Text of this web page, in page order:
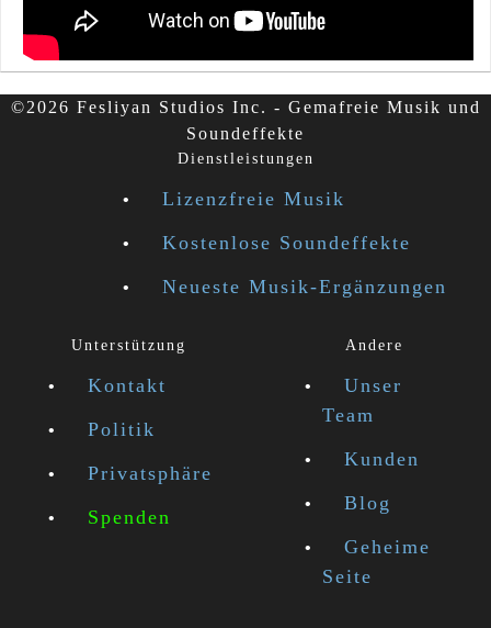
©2026 Fesliyan Studios Inc. - Gemafreie Musik und
Soundeffekte
Dienstleistungen
Lizenzfreie Musik
Kostenlose Soundeffekte
Neueste Musik-Ergänzungen
Unterstützung
Kontakt
Politik
Privatsphäre
Spenden
Andere
Unser
Team
Kunden
Blog
Geheime
Seite